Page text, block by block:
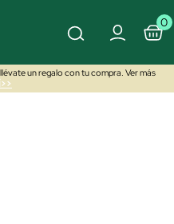
0
un regalo con tu compra. Ver más